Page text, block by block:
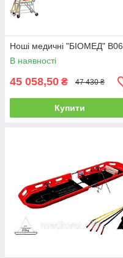
Ноші медичні "БІОМЕД" B06
В наявності
45 058,50 ₴ 47 430 ₴
Купити